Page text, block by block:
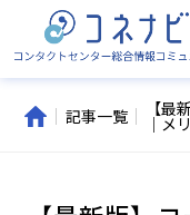
記事一覧 【最
｜メ